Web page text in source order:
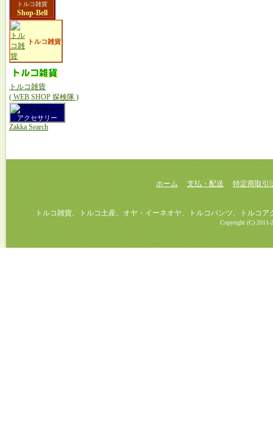
トルコ雑貨
Shop-Bell
トルコ雑貨
トルコ雑貨
( WEB SHOP 探検隊 )
アクセサリー
Zakka Search
ホーム 支払・配送 特定商取引
トルコ雑貨、トルコ土産、オヤ・イーネオヤ、トルコパンツ、トルコアク
Copyright (C) 2011-